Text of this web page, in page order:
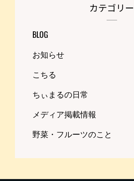
カテゴリー
BLOG
お知らせ
こちる
ちぃまるの日常
メディア掲載情報
野菜・フルーツのこと